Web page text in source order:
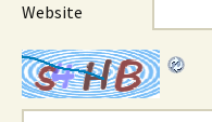
Website